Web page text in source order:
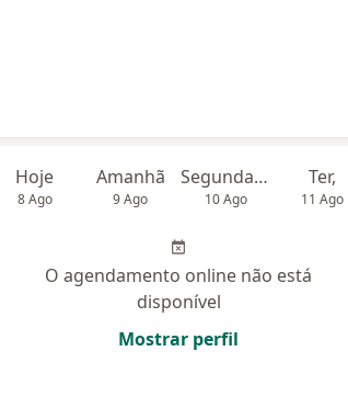
Hoje
8 Ago
Amanhã
9 Ago
Segunda-feira
10 Ago
Ter,
11 Ago
O agendamento online não está
disponível
Mostrar perfil